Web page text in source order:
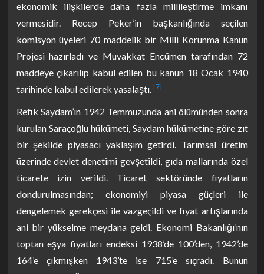
ekonomik ilişkilerde daha fazla millileştirme imkanı
vermesidir. Recep Peker’in başkanlığında seçilen
komisyon üyeleri 70 maddelik bir Milli Korunma Kanun
Projesi hazırladı ve Muvakkat Encümen tarafından 72
maddeye çıkarılıp kabul edilen bu kanun 18 Ocak 1940
tarihinde kabul edilerek yasalaştı. [7]
Refik Saydam’ın 1942 Temmuzunda ani ölümünden sonra
kurulan Saraçoğlu hükümeti, Saydam hükümetine göre zıt
bir şekilde piyasacı yaklaşım getirdi. Tarımsal üretim
üzerinde devlet denetimi gevşetildi, gıda mallarında özel
ticarete izin verildi. Ticaret sektöründe fiyatların
dondurulmasından; ekonomiyi piyasa güçleri ile
dengelemek gerekçesi ile vazgeçildi ve fiyat artışlarında
ani bir yükselme meydana geldi. Ekonomi Bakanlığı’nın
toptan eşya fiyatları endeksi 1938’de 100’den, 1942’de
164’e çıkmışken 1943’te ise 715’e sıçradı. Bunun